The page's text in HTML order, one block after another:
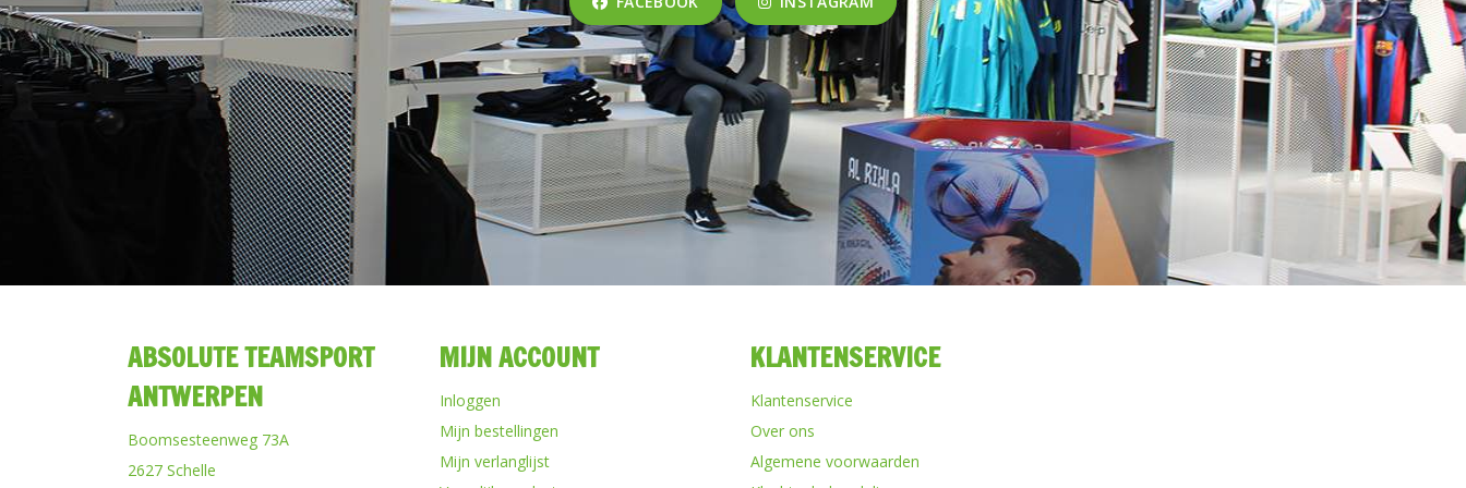
ABSOLUTE TEAMSPORT
ANTWERPEN
Boomsesteenweg 73A
2627 Schelle
MIJN ACCOUNT
Inloggen
Mijn bestellingen
Mijn verlanglijst
KLANTENSERVICE
Klantenservice
Over ons
Algemene voorwaarden